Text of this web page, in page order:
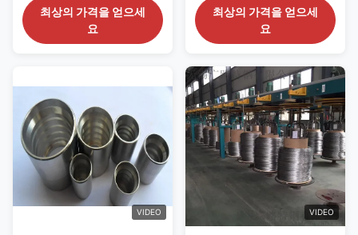
Parts Products Discription
Producsts Name Glock Parts
Cnc Machining CNC Turning
Star, Citizen) turning and
milling compound ...
최상의 가격을 얻으세
요
UHV viewport 304 flange for
ultra high vacuum machines
Material :SS304 Size :CF16,
CF100, CF150, CF200
Application :Vacuum system
Delivery :5-25 days Model
A(mm) B(mm) C(mm) H(mm) n-
d Order No. ...
최상의 가격을 얻으세
요
VIDEO VIDEO